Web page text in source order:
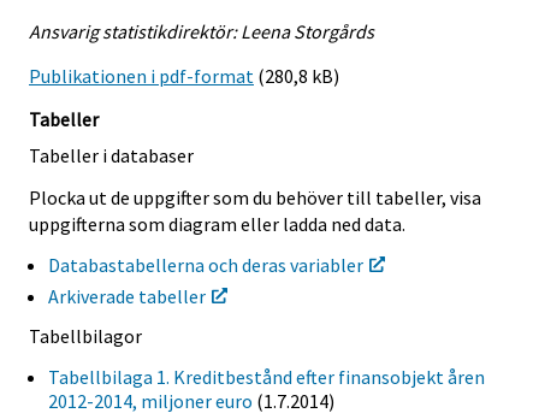
Ansvarig statistikdirektör: Leena Storgårds
Publikationen i pdf-format (280,8 kB)
Tabeller
Tabeller i databaser
Plocka ut de uppgifter som du behöver till tabeller, visa
uppgifterna som diagram eller ladda ned data.
Databastabellerna och deras variabler
Arkiverade tabeller
Tabellbilagor
Tabellbilaga 1. Kreditbestånd efter finansobjekt åren
2012-2014, miljoner euro (1.7.2014)